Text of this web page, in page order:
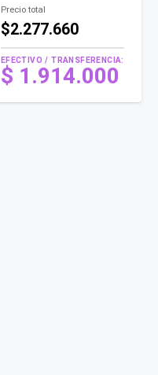
Precio total
$2.277.660
EFECTIVO / TRANSFERENCIA:
$ 1.914.000